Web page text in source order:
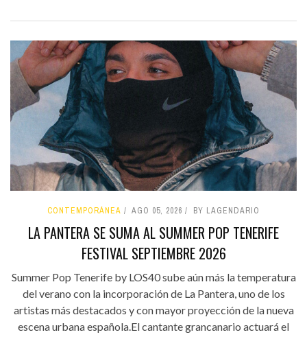
CONTEMPORÁNEA AGO 05, 2026 BY LAGENDARIO
LA PANTERA SE SUMA AL SUMMER POP TENERIFE
FESTIVAL SEPTIEMBRE 2026
Summer Pop Tenerife by LOS40 sube aún más la temperatura
del verano con la incorporación de La Pantera, uno de los
artistas más destacados y con mayor proyección de la nueva
escena urbana española.El cantante grancanario actuará el